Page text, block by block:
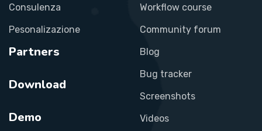
Consulenza
Pesonalizazione
Partners
Download
Demo
Workflow course
Community forum
Blog
Bug tracker
Screenshots
Videos